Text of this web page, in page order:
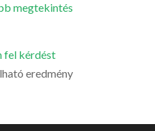
megtekintés
fel kérdést
eredmény